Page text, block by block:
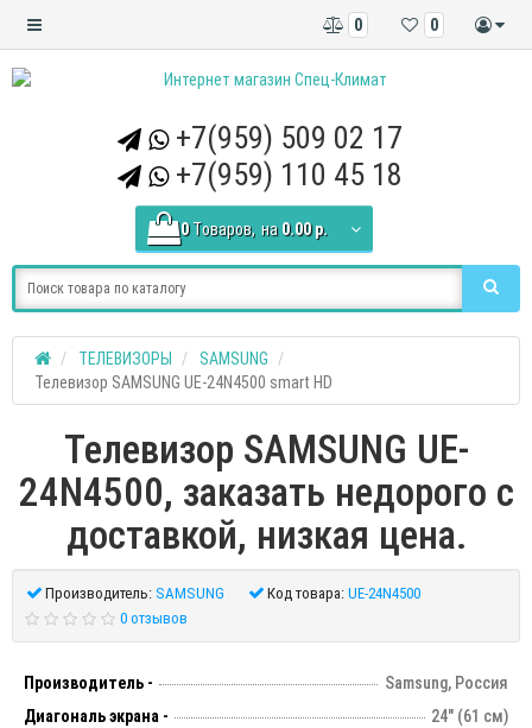
0
0
+7(959) 509 02 17
+7(959) 110 45 18
0 Tоваров, на 0.00 р.
ТЕЛЕВИЗОРЫ
SAMSUNG
Телевизор SAMSUNG UE-24N4500 smart HD
Телевизор SAMSUNG UE-
24N4500, заказать недорого с
доставкой, низкая цена.
Производитель: SAMSUNG Код товара: UE-24N4500
0 отзывов
Производитель -
Samsung, Россия
Диагональ экрана -
24" (61 см)